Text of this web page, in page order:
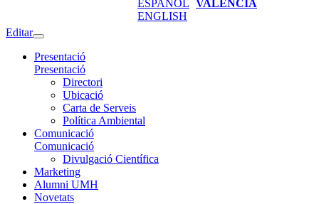
ESPAÑOL VALENCIÀ
ENGLISH
Editar
Presentació
Presentació
Directori
Ubicació
Carta de Serveis
Política Ambiental
Comunicació
Comunicació
Divulgació Científica
Marketing
Alumni UMH
Novetats